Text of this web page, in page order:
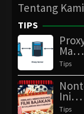
Tentang Kami
TIPS
Ma…
Tips
Ini…
Tips